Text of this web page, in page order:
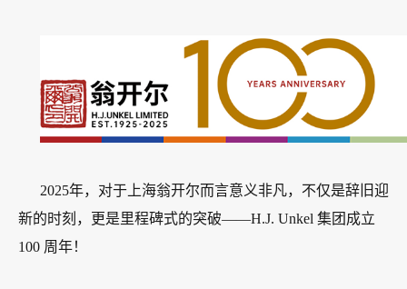
2025年，对于上海翁开尔而言意义非凡，不仅是辞旧迎
新的时刻，更是里程碑式的突破——H.J. Unkel 集团成立
100 周年！